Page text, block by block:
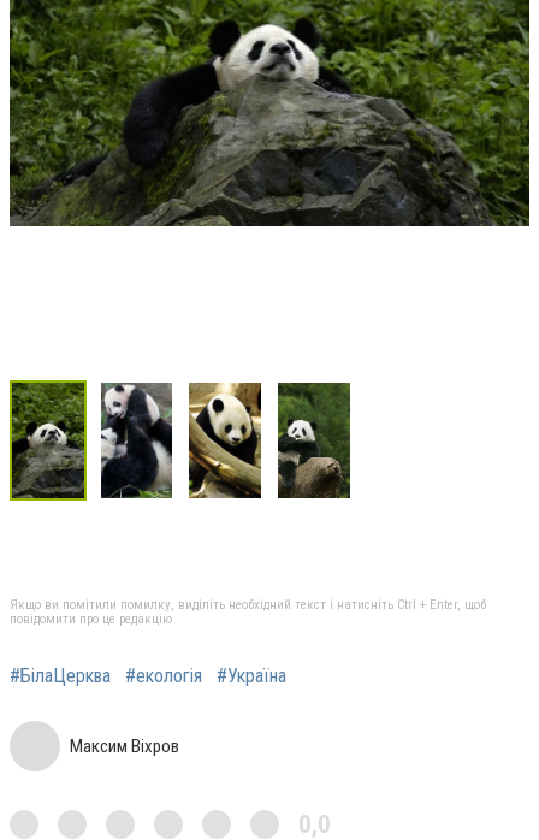
Якщо ви помітили помилку, виділіть необхідний текст і натисніть Ctrl + Enter, щоб
повідомити про це редакцію
#БілаЦерква #екологія #Україна
Максим Віхров
0,0